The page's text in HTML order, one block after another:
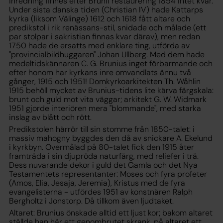
Under sista danska tiden (Christian IV) hade Kattarps
kyrka (liksom Välinge) 1612 och 1618 fått altare och
predikstol i rik renässans-stil, snidade och målade (ett
par stolpar i sakristian finnas kvar därav), men redan
1750 hade de ersatts med enklare ting, utförda av
"provincialbildhuggaren" Johan Ullberg. Med dem hade
medeltidskännaren C. G. Brunius inget förbarmande och
efter honom har kyrkans inre omvandlats ännu två
gånger, 1915 och 1951! Domkyrkoarkitekten Th. Wåhlin
1915 behöll mycket av Brunius-tidens lite kärva färgskala:
brunt och guld mot vita väggar; arkitekt G. W. Widmark
1951 gjorde interiören mera "blommande", med starka
inslag av blått och rött.
Predikstolen härrör till sin stomme från 1850-talet: i
massiv mahogny byggdes den då av snickare A. Ekelund
i kyrkbyn. Overmålad på 80-talet fick den 1915 åter
framträda i sin djupröda naturfärg, med reliefer i trä.
Dess nuvarande dekor i guld det Gamla och det Nya
Testamentets representanter: Moses och fyra profeter
(Amos, Elia, Jesaja, Jeremia), Kristus med de fyra
evangelisterna - utfördes 1951 av konstnären Ralph
Bergholtz i Jonstorp. Då tillkom även ljudtaket.
Altaret: Brunius önskade alltid ett ljust kor; bakom altaret